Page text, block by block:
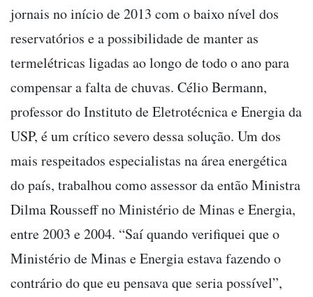
jornais no início de 2013 com o baixo nível dos
reservatórios e a possibilidade de manter as
termelétricas ligadas ao longo de todo o ano para
compensar a falta de chuvas. Célio Bermann,
professor do Instituto de Eletrotécnica e Energia da
USP, é um crítico severo dessa solução. Um dos
mais respeitados especialistas na área energética
do país, trabalhou como assessor da então Ministra
Dilma Rousseff no Ministério de Minas e Energia,
entre 2003 e 2004. “Saí quando verifiquei que o
Ministério de Minas e Energia estava fazendo o
contrário do que eu pensava que seria possível”,